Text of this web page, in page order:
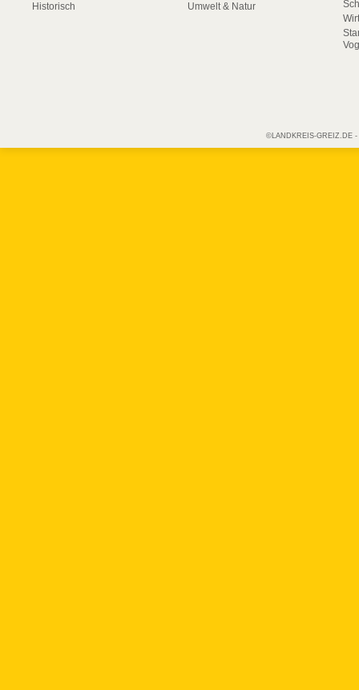
Historisch
Umwelt & Natur
©LANDKREIS-GREIZ.DE